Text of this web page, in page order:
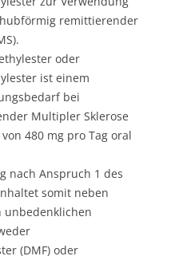
remittierender
oder
ist einem
bei
Multipler Sklerose
480 mg pro Tag oral
nach Anspruch 1 des
somit neben
unbedenklichen
(DMF) oder